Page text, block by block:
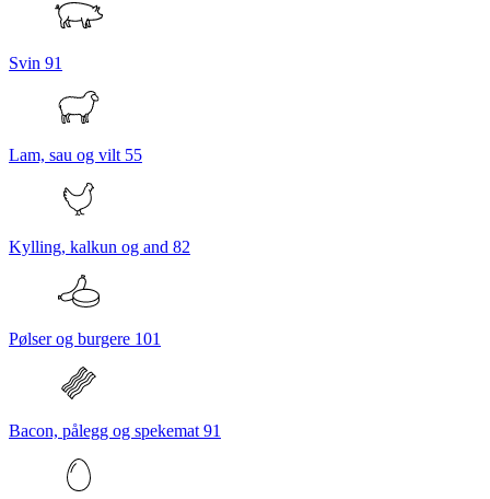
Svin 91
Lam, sau og vilt 55
Kylling, kalkun og and 82
Pølser og burgere 101
Bacon, pålegg og spekemat 91